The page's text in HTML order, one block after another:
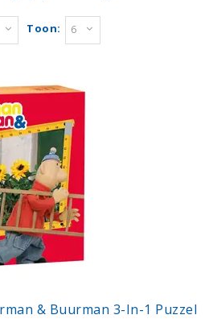
Toon: 6
& Buurman 3-In-1 Puzzel